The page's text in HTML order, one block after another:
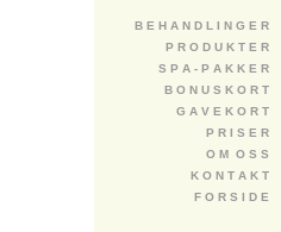
B E H A N D L I N G E R
P R O D U K T E R
S P A - P A K K E R
B O N U S K O R T
G A V E K O R T
P R I S E R
O M O S S
K O N T A K T
F O R S I D E